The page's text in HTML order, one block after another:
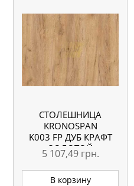
СТОЛЕШНИЦА
KRONOSPAN
K003 FP ДУБ КРАФТ
ЗОЛОТОЙ
4100X600X38 ММ
ВЛАГОСТОЙКАЯ
5 107,49 грн.
В корзину